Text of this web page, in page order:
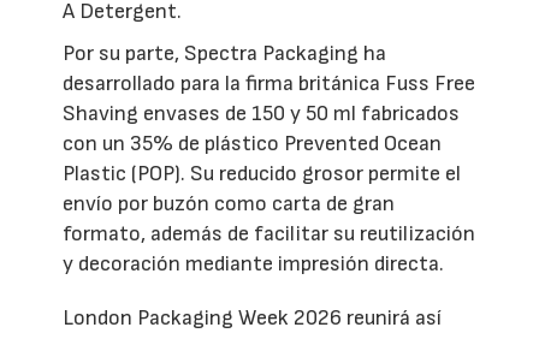
A Detergent.
Por su parte, Spectra Packaging ha
desarrollado para la firma británica Fuss Free
Shaving envases de 150 y 50 ml fabricados
con un 35% de plástico Prevented Ocean
Plastic (POP). Su reducido grosor permite el
envío por buzón como carta de gran
formato, además de facilitar su reutilización
y decoración mediante impresión directa.
London Packaging Week 2026 reunirá así